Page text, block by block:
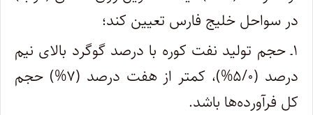
در سواحل خلیج فارس تعیین کند؛
۱ـ حجم تولید نفت کوره با درصد گوگرد بالای نیم
درصد (۵/۰%)، کمتر از هفت درصد (۷%) حجم
کل فرآورده‌ها باشد.